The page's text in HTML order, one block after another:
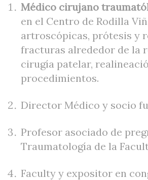
Médico cirujano
en el Centro de Rodilla
artroscópicas, prótesis y
fracturas alrededor de la
cirugía patelar,
procedimientos.
Director Médico y socio
Profesor asociado de
Traumatología de la
Faculty y expositor en